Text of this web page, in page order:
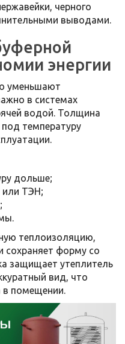
черного
выводами.
энергии
уменьшают
в системах
водой. Толщина
температуру
дольше;
или ТЭН;
теплоизоляцию,
сохраняет форму со
защищает утеплитель
вид, что
в помещении.